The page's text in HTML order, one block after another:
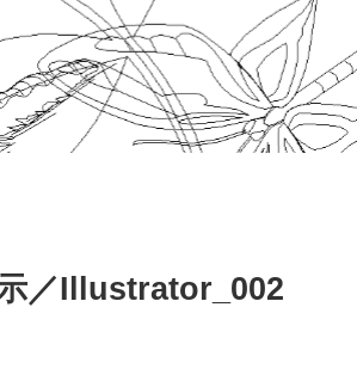
／Illustrator_002